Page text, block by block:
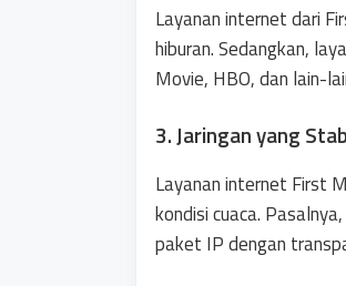
Layanan internet dari
hiburan. Sedangkan,
Movie, HBO, dan lain-
3. Jaringan yang
Layanan internet First
kondisi cuaca.
paket IP dengan